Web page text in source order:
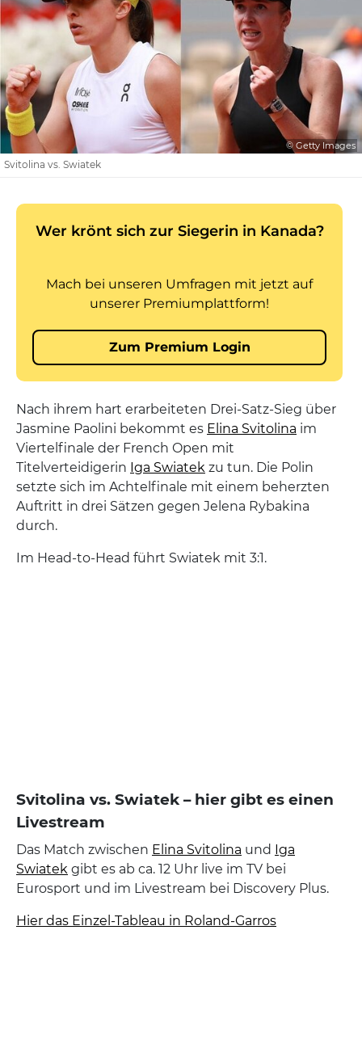
© Getty Images
Svitolina vs. Swiatek
Nach ihrem hart erarbeiteten Drei-Satz-Sieg über
Jasmine Paolini bekommt es Elina Svitolina im
Viertelfinale der French Open mit
Titelverteidigerin Iga Swiatek zu tun. Die Polin
setzte sich im Achtelfinale mit einem beherzten
Auftritt in drei Sätzen gegen Jelena Rybakina
durch.
Im Head-to-Head führt Swiatek mit 3:1.
Svitolina vs. Swiatek – hier gibt es einen
Livestream
Das Match zwischen Elina Svitolina und Iga
Swiatek gibt es ab ca. 12 Uhr live im TV bei
Eurosport und im Livestream bei Discovery Plus.
Hier das Einzel-Tableau in Roland-Garros